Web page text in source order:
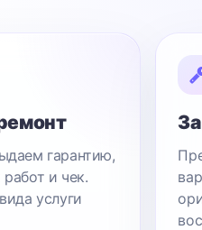
гарантию,
и чек.
услуги